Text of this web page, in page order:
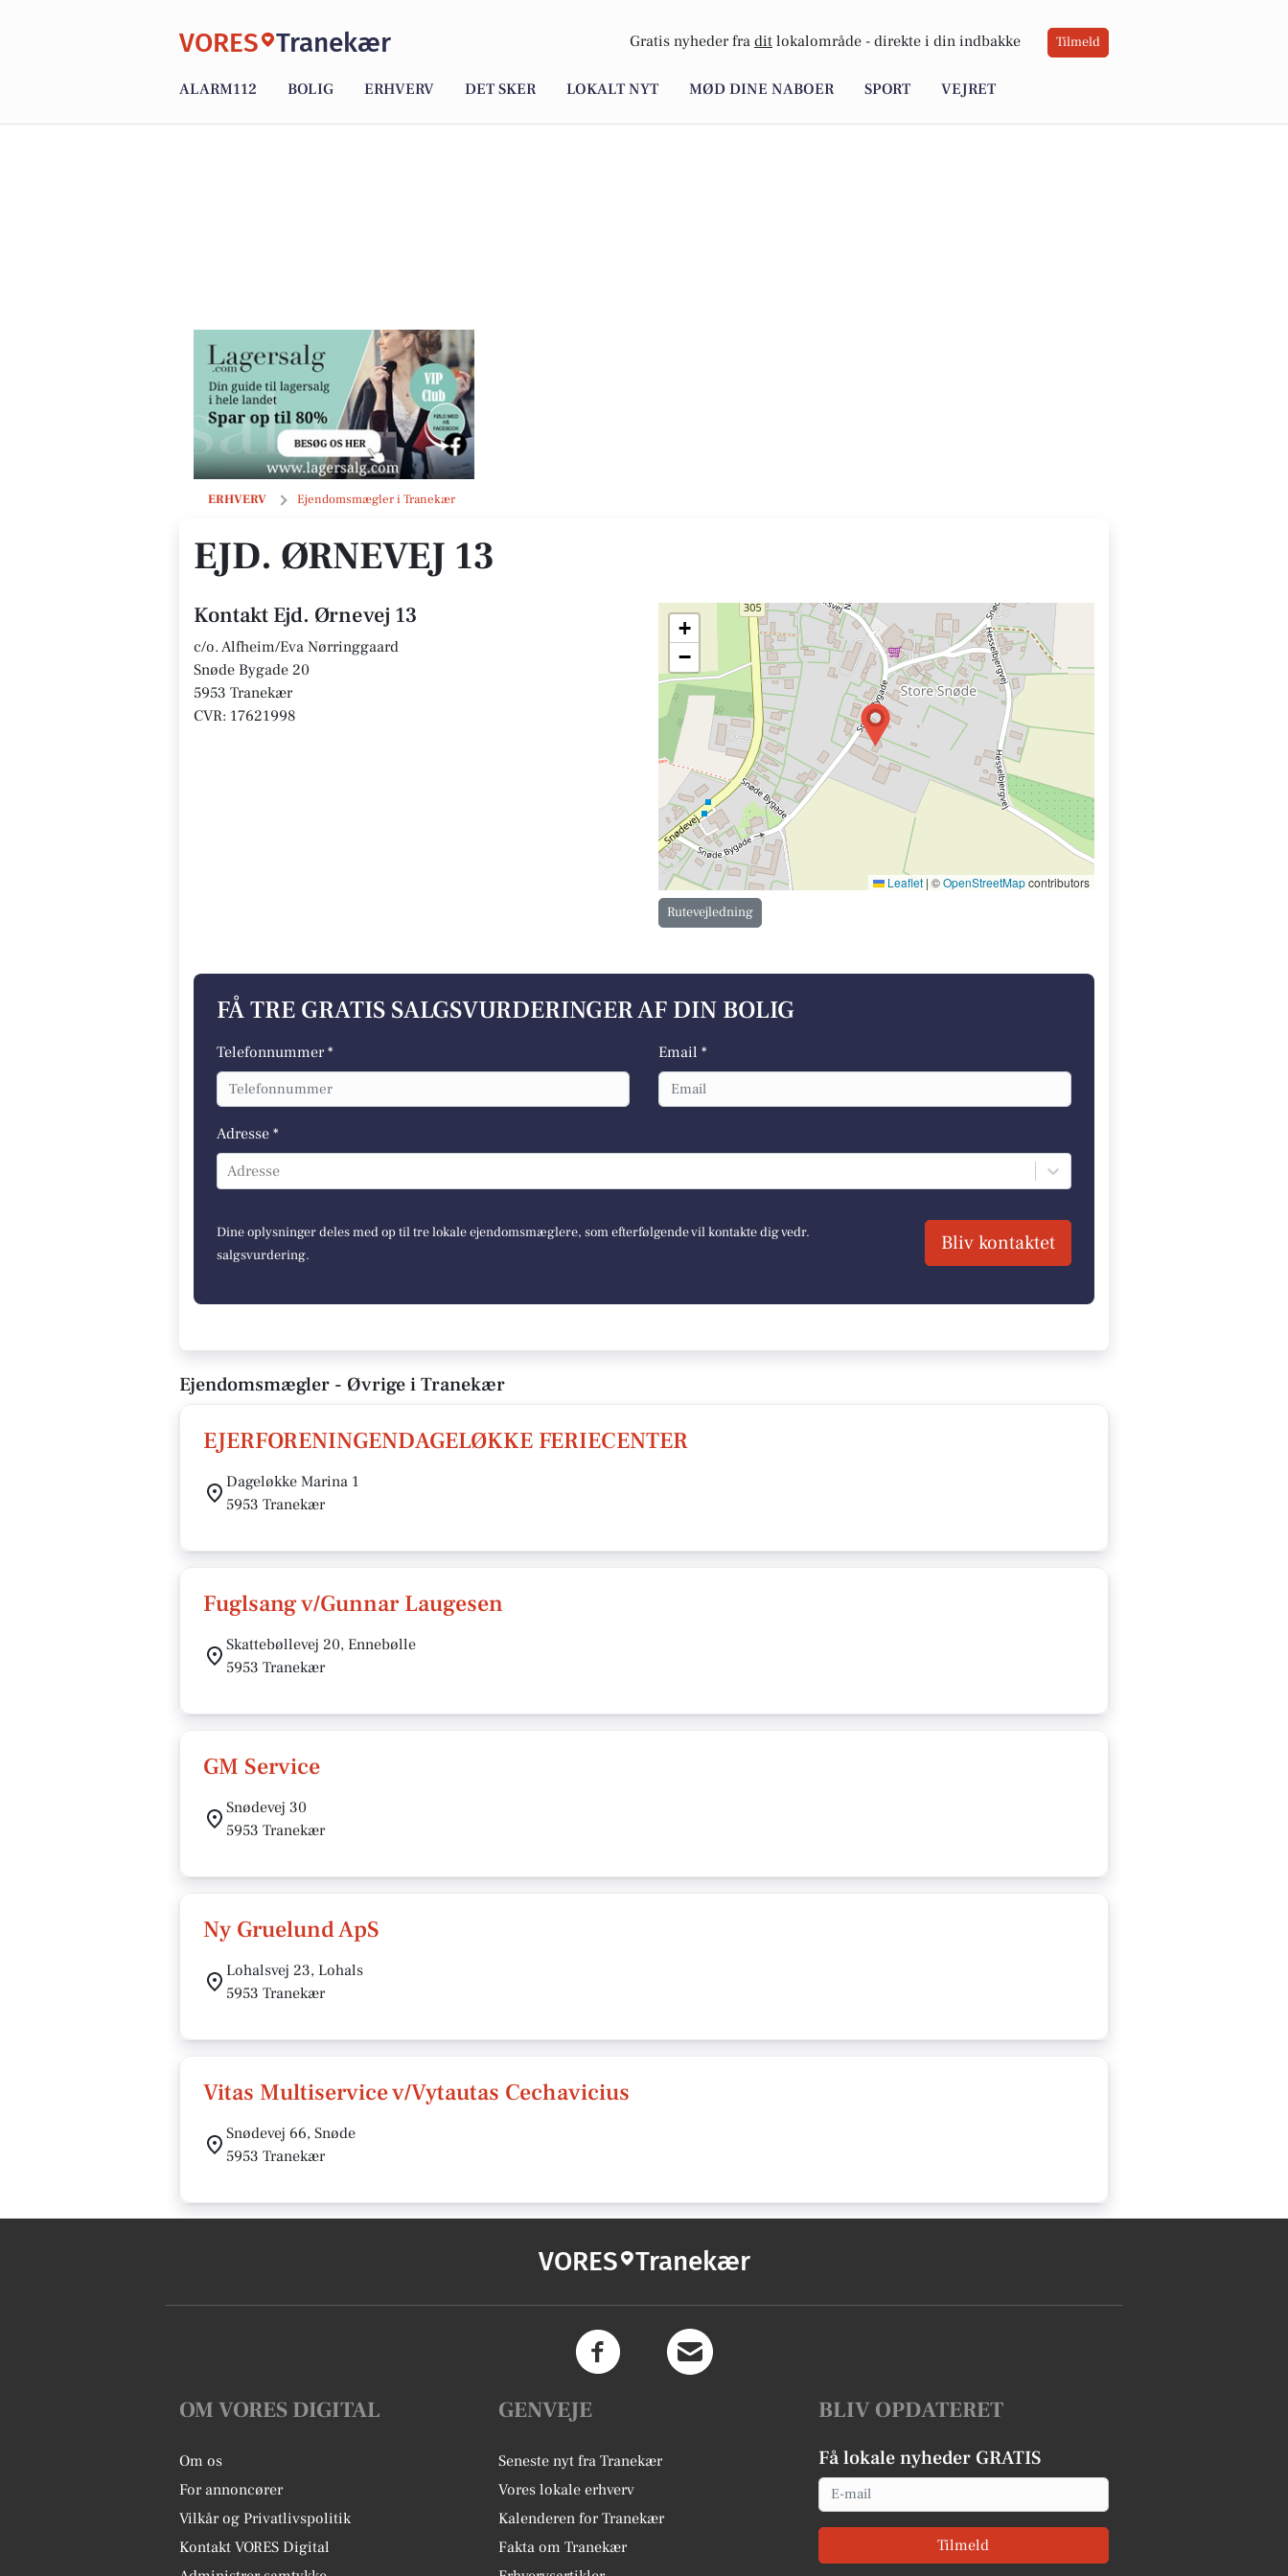
VORES Tranekær Gratis nyheder fra dit lokalområde - direkte i din indbakke Tilmeld
ALARM112 BOLIG ERHVERV DET SKER LOKALT NYT MØD DINE NABOER SPORT VEJRET
ERHVERV Ejendomsmægler i Tranekær
Ejd. Ørnevej 13
EJD. ØRNEVEJ 13
Kontakt Ejd. Ørnevej 13
c/o. Alfheim/Eva Nørringgaard
Snøde Bygade 20
5953 Tranekær
CVR: 17621998
+
−
Leaflet | ©OpenStreetMapcontributors
Rutevejledning
FÅ TRE GRATIS SALGSVURDERINGER AF DIN BOLIG
Telefonnummer * Email *
Adresse *
Adresse
Dine oplysninger deles med op til tre lokale ejendomsmæglere, som efterfølgende vil kontakte dig vedr.
salgsvurdering.
Bliv kontaktet
Ejendomsmægler - Øvrige i Tranekær
EJERFORENINGENDAGELØKKE FERIECENTER
Dageløkke Marina 1
5953 Tranekær
Fuglsang v/Gunnar Laugesen
Skattebøllevej 20, Ennebølle
5953 Tranekær
GM Service
Snødevej 30
5953 Tranekær
Ny Gruelund ApS
Lohalsvej 23, Lohals
5953 Tranekær
Vitas Multiservice v/Vytautas Cechavicius
Snødevej 66, Snøde
5953 Tranekær
VORES Tranekær
OM VORES DIGITAL
Om os
For annoncører
Vilkår og Privatlivspolitik
Kontakt VORES Digital
GENVEJE
Seneste nyt fra Tranekær
Vores lokale erhverv
Kalenderen for Tranekær
Fakta om Tranekær
BLIV OPDATERET
Få lokale nyheder GRATIS
Email
Tilmeld